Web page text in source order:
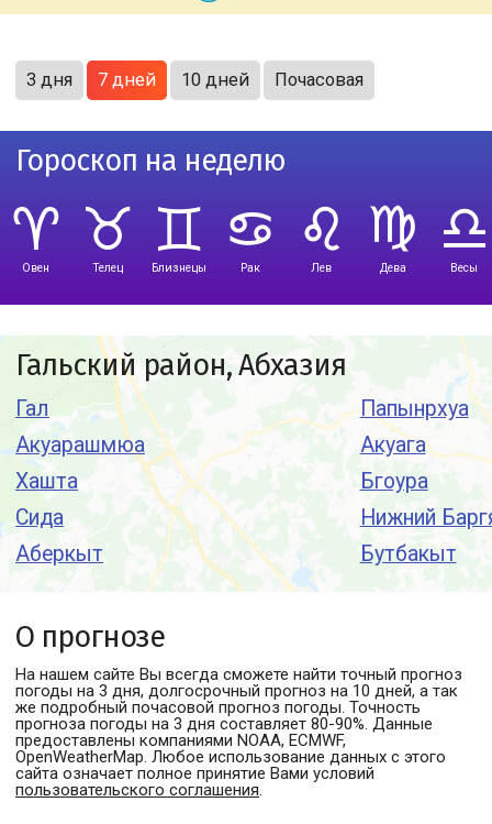
3 дня 7 дней 10 дней Почасовая
Гороскоп на неделю
Овен Телец Близнецы Рак Лев Дева Весы
Гальский район, Абхазия
Гал
Акуарашмюа
Хашта
Сида
Аберкыт
Папынрхуа
Акуага
Бгоура
Нижний
Бутбакыт
О прогнозе
На нашем сайте Вы всегда сможете найти точный прогноз
погоды на 3 дня, долгосрочный прогноз на 10 дней, а так
же подробный почасовой прогноз погоды. Точность
прогноза погоды на 3 дня составляет 80-90%. Данные
предоставлены компаниями NOAA, ECMWF,
OpenWeatherMap. Любое использование данных с этого
сайта означает полное принятие Вами условий
пользовательского соглашения.